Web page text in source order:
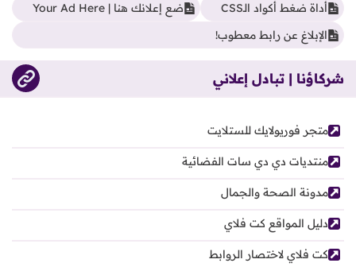
أداة ضغط أكواد الـCSS
ضع إعلانك هنا | Your Ad Here
الإبلاغ عن رابط معطوب!
شركاؤنا | تبادل إعلاني
متجر فوريولايك للستلايت
منتديات دي دي سات الفضائية
مدونة الصحة والجمال
دليل المواقع كت فلاي
كت فلاي لاختصار الروابط